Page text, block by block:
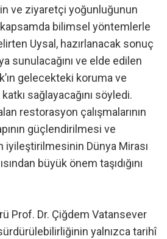
ve ziyaretçi yoğunluğunun
bilimsel yöntemlerle
Uysal, hazırlanacak sonuç
sunulacağını ve elde edilen
gelecekteki koruma ve
sağlayacağını söyledi.
restorasyon çalışmalarının
güçlendirilmesi ve
Dünya Mirası
büyük önem taşıdığını
Prof. Dr. Çiğdem Vatansever
yalnızca tarihî